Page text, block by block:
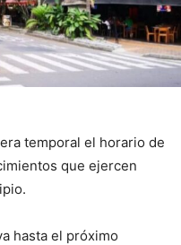
temporal el horario de
que ejercen
hasta el próximo